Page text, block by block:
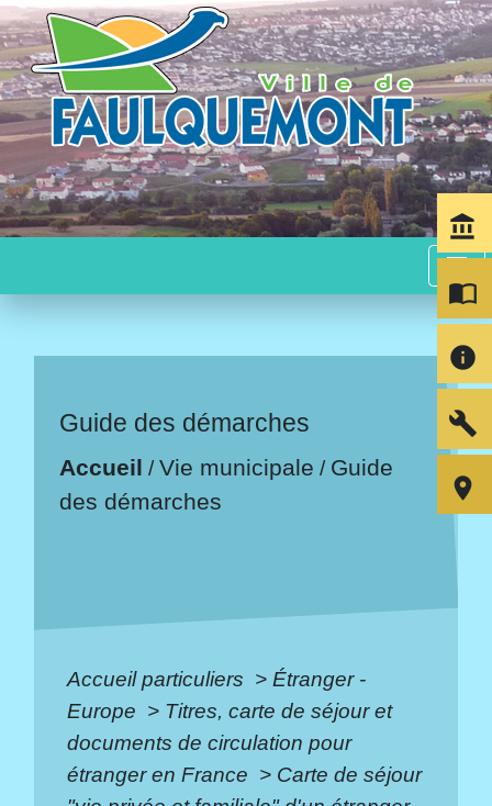
menu
Guide des démarches
Accueil /Vie municipale / Guide
des démarches
Accueil particuliers > Étranger -
Europe > Titres, carte de séjour et
documents de circulation pour
étranger en France > Carte de séjour
account_balance
import_contacts
info
build
room